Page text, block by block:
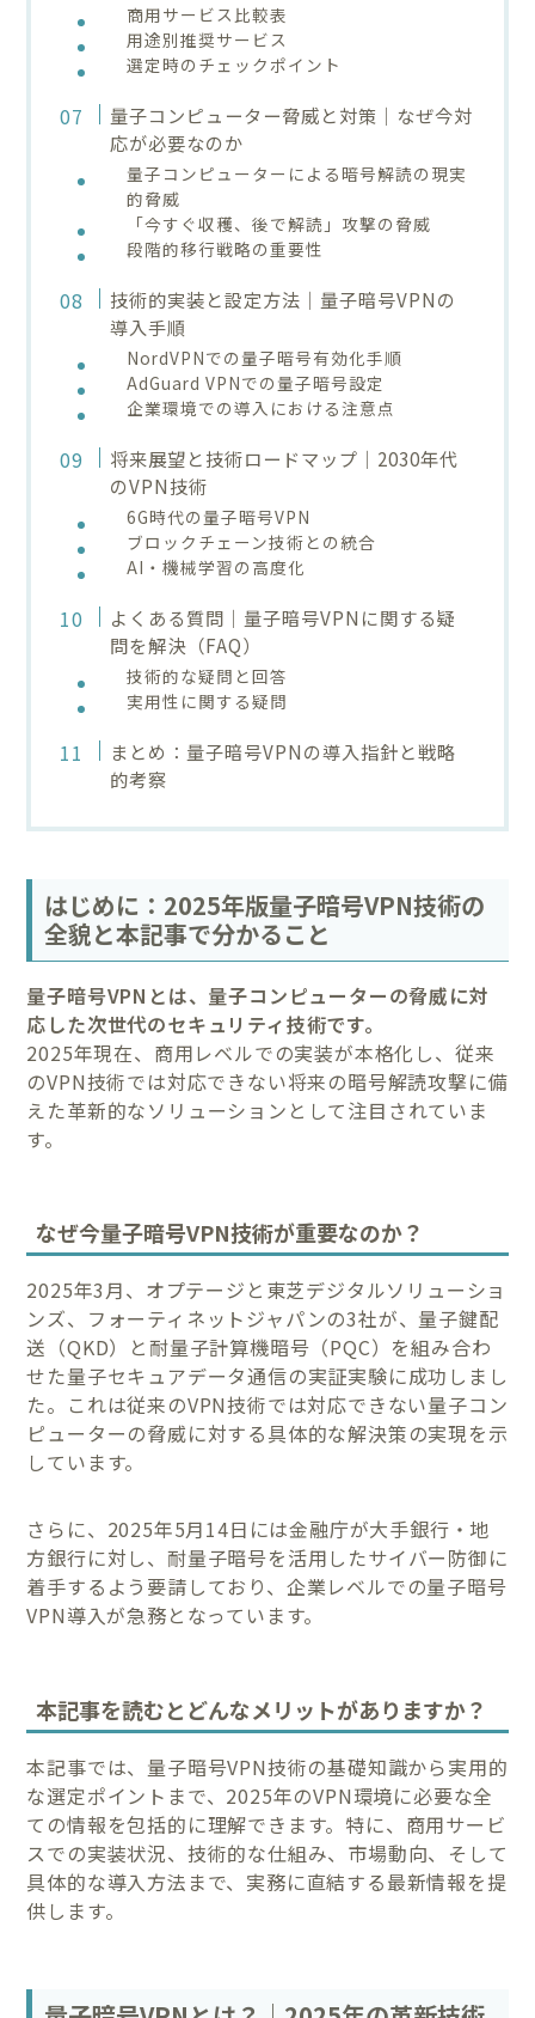
商用サービス比較表
用途別推奨サービス
選定時のチェックポイント
量子コンピューター脅威と対策｜なぜ今対
応が必要なのか
量子コンピューターによる暗号解読の現実
的脅威
「今すぐ収穫、後で解読」攻撃の脅威
段階的移行戦略の重要性
技術的実装と設定方法｜量子暗号VPNの
導入手順
NordVPNでの量子暗号有効化手順
AdGuard VPNでの量子暗号設定
企業環境での導入における注意点
将来展望と技術ロードマップ｜2030年代
のVPN技術
6G時代の量子暗号VPN
ブロックチェーン技術との統合
AI・機械学習の高度化
よくある質問｜量子暗号VPNに関する疑
問を解決（FAQ）
技術的な疑問と回答
実用性に関する疑問
まとめ：量子暗号VPNの導入指針と戦略
的考察
はじめに：2025年版量子暗号VPN技術の
全貌と本記事で分かること
量子暗号VPNとは、量子コンピューターの脅威に対
応した次世代のセキュリティ技術です。
2025年現在、商用レベルでの実装が本格化し、従来
のVPN技術では対応できない将来の暗号解読攻撃に備
えた革新的なソリューションとして注目されていま
す。
なぜ今量子暗号VPN技術が重要なのか？
2025年3月、オプテージと東芝デジタルソリューショ
ンズ、フォーティネットジャパンの3社が、量子鍵配
送（QKD）と耐量子計算機暗号（PQC）を組み合わ
せた量子セキュアデータ通信の実証実験に成功しまし
た。これは従来のVPN技術では対応できない量子コン
ピューターの脅威に対する具体的な解決策の実現を示
しています。
さらに、2025年5月14日には金融庁が大手銀行・地
方銀行に対し、耐量子暗号を活用したサイバー防御に
着手するよう要請しており、企業レベルでの量子暗号
VPN導入が急務となっています。
本記事を読むとどんなメリットがありますか？
本記事では、量子暗号VPN技術の基礎知識から実用的
な選定ポイントまで、2025年のVPN環境に必要な全
ての情報を包括的に理解できます。特に、商用サービ
スでの実装状況、技術的な仕組み、市場動向、そして
具体的な導入方法まで、実務に直結する最新情報を提
供します。